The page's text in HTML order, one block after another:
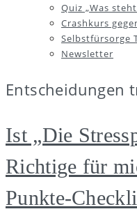
Quiz „Was
Crashkurs
Selbstfürsorge
Newsletter
Entscheidungen
Ist „Die
Richtige für
Punkte-